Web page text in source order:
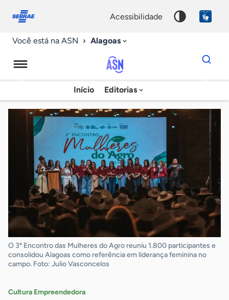
conosco
acessibilidade
Você está na ASN Alagoas
Agência
Sebrae
de
Notícias
Início Editorias
Dados
para
chave
O 3º Encontro das Mulheres do Agro reuniu 1.800 participantes e
consolidou Alagoas como referência em liderança feminina no
campo. Foto: Julio Vasconcelos
Cultura Empreendedora